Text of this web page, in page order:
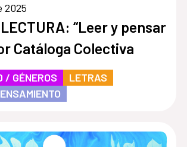
2025
“Leer y pensar
Catáloga Colectiva
/ GÉNEROS
LETRAS